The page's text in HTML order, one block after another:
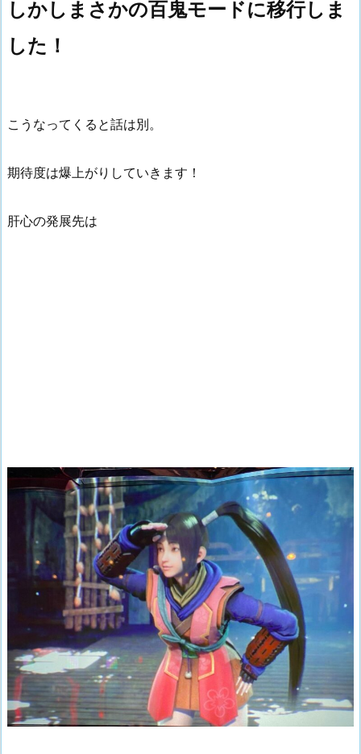
しかしまさかの百鬼モードに移行しま
した！
こうなってくると話は別。
期待度は爆上がりしていきます！
肝心の発展先は